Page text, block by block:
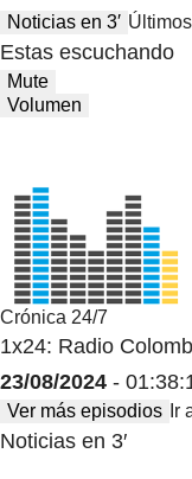
Noticias en 3′
Estas escuchando
Mute
Volumen
Crónica 24/7
1x24: Radio
23/08/2024 -
Ver más episodios Ir
Noticias en 3′